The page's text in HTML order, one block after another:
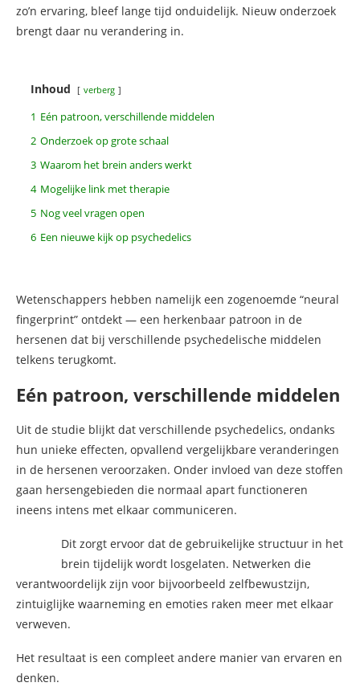
zo’n ervaring, bleef lange tijd onduidelijk. Nieuw onderzoek
brengt daar nu verandering in.
Inhoud verberg
1 Eén patroon, verschillende middelen
2 Onderzoek op grote schaal
3 Waarom het brein anders werkt
4 Mogelijke link met therapie
5 Nog veel vragen open
6 Een nieuwe kijk op psychedelics
Wetenschappers hebben namelijk een zogenoemde “neural
fingerprint” ontdekt — een herkenbaar patroon in de
hersenen dat bij verschillende psychedelische middelen
telkens terugkomt.
Eén patroon, verschillende middelen
Uit de studie blijkt dat verschillende psychedelics, ondanks
hun unieke effecten, opvallend vergelijkbare veranderingen
in de hersenen veroorzaken. Onder invloed van deze stoffen
gaan hersengebieden die normaal apart functioneren
ineens intens met elkaar communiceren.
Dit zorgt ervoor dat de gebruikelijke structuur in het
brein tijdelijk wordt losgelaten. Netwerken die
verantwoordelijk zijn voor bijvoorbeeld zelfbewustzijn,
zintuiglijke waarneming en emoties raken meer met elkaar
verweven.
Het resultaat is een compleet andere manier van ervaren en
denken.